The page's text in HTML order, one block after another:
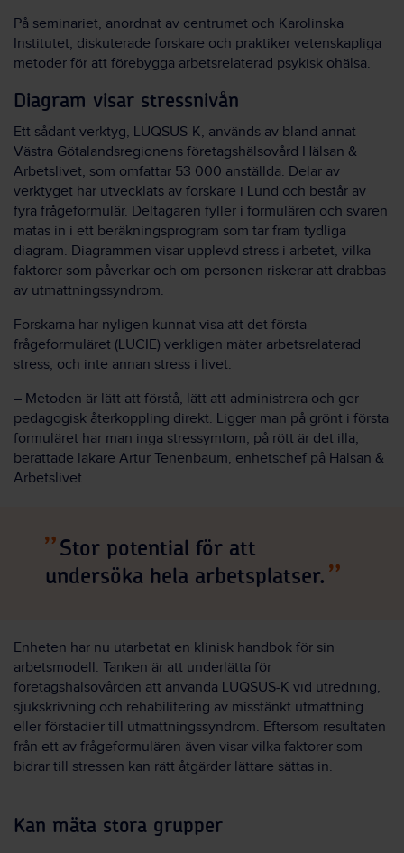
På seminariet, anordnat av centrumet och Karolinska
Institutet, diskuterade forskare och praktiker vetenskapliga
metoder för att förebygga arbetsrelaterad psykisk ohälsa.
Diagram visar stressnivån
Ett sådant verktyg, LUQSUS-K, används av bland annat
Västra Götalandsregionens företagshälsovård Hälsan &
Arbetslivet, som omfattar 53 000 anställda. Delar av
verktyget har utvecklats av forskare i Lund och består av
fyra frågeformulär. Deltagaren fyller i formulären och svaren
matas in i ett beräkningsprogram som tar fram tydliga
diagram. Diagrammen visar upplevd stress i arbetet, vilka
faktorer som påverkar och om personen riskerar att drabbas
av utmattningssyndrom.
Forskarna har nyligen kunnat visa att det första
frågeformuläret (LUCIE) verkligen mäter arbetsrelaterad
stress, och inte annan stress i livet.
– Metoden är lätt att förstå, lätt att administrera och ger
pedagogisk återkoppling direkt. Ligger man på grönt i första
formuläret har man inga stressymtom, på rött är det illa,
berättade läkare Artur Tenenbaum, enhetschef på Hälsan &
Arbetslivet.
Stor potential för att
undersöka hela arbetsplatser.
Enheten har nu utarbetat en klinisk handbok för sin
arbetsmodell. Tanken är att underlätta för
företagshälsovården att använda LUQSUS-K vid utredning,
sjukskrivning och rehabilitering av misstänkt utmattning
eller förstadier till utmattningssyndrom. Eftersom resultaten
från ett av frågeformulären även visar vilka faktorer som
bidrar till stressen kan rätt åtgärder lättare sättas in.
Kan mäta stora grupper